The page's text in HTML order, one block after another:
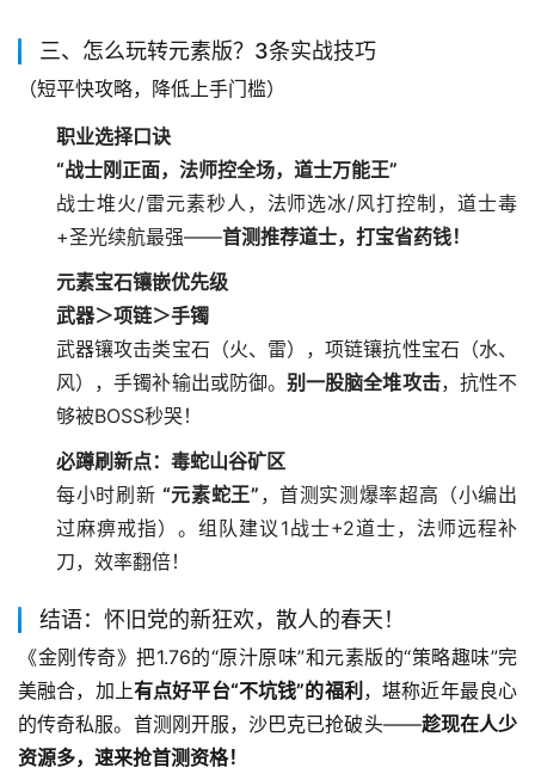
三、怎么玩转元素版？3条实战技巧
（短平快攻略，降低上手门槛）
职业选择口诀
“战士刚正面，法师控全场，道士万能王”
战士堆火/雷元素秒人，法师选冰/风打控制，道士毒
+圣光续航最强——首测推荐道士，打宝省药钱！
元素宝石镶嵌优先级
武器＞项链＞手镯
武器镶攻击类宝石（火、雷），项链镶抗性宝石（水、
风），手镯补输出或防御。 别一股脑全堆攻击，抗性不
够被BOSS秒哭！
必蹲刷新点：毒蛇山谷矿区
每小时刷新 “元素蛇王” ，首测实测爆率超高（小编出
过麻痹戒指）。组队建议1战士+2道士，法师远程补
刀，效率翻倍！
结语：怀旧党的新狂欢，散人的春天！
《金刚传奇》把1.76的“原汁原味”和元素版的“策略趣味”完
美融合，加上有点好平台“不坑钱”的福利 ，堪称近年最良心
的传奇私服。首测刚开服，沙巴克已抢破头——趁现在人少
资源多，速来抢首测资格！